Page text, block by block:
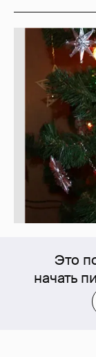
Это
начать